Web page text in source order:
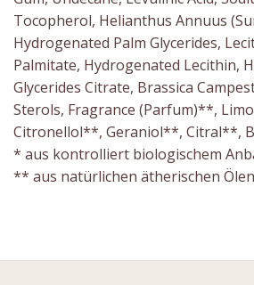
Tocopherol, Helianthus Annuus
Hydrogenated Palm Glycerides,
Palmitate, Hydrogenated Lecithin,
Glycerides Citrate, Brassica
Sterols, Fragrance (Parfum)**,
Citronellol**, Geraniol**, Citral**,
* aus kontrolliert biologischem
** aus natürlichen ätherischen Ölen